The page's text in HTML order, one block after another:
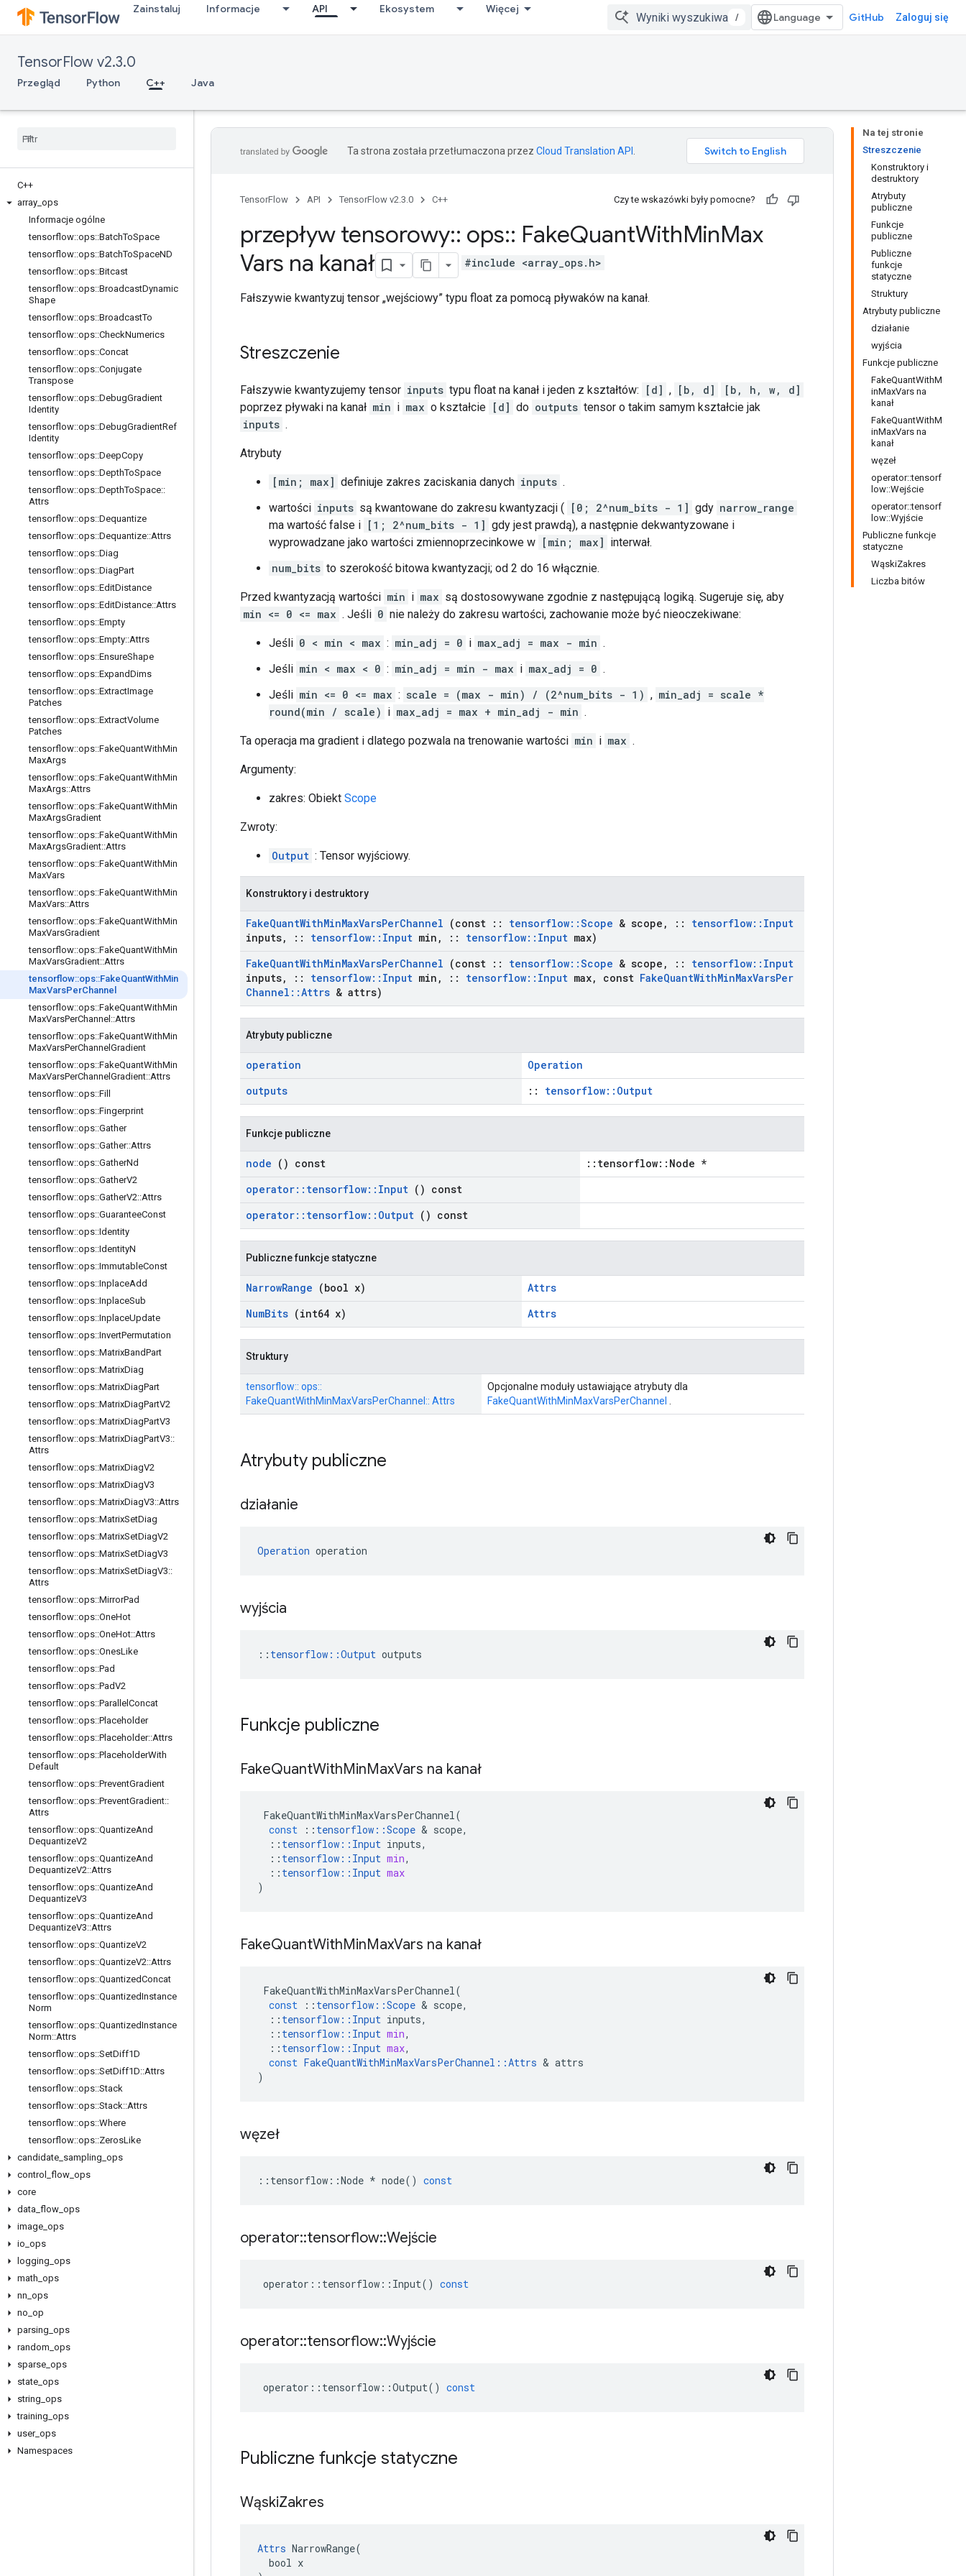
Zainstaluj Informacje API Ekosystem Więcej
/ GitHub Zaloguj się
TensorFlow v2.3.0
Przegląd Python C++ Java
C++
array ops
Informacje ogólne
tensorflow::ops::BatchToSpace
tensorflow::ops::BatchToSpaceND
tensorflow::ops::Bitcast
tensorflow::ops::BroadcastDynamic
Shape
tensorflow::ops::BroadcastTo
tensorflow::ops::CheckNumerics
tensorflow::ops::Concat
tensorflow::ops::Conjugate
Transpose
tensorflow::ops::DebugGradient
Identity
tensorflow::ops::DebugGradientRef
Identity
tensorflow::ops::DeepCopy
tensorflow::ops::DepthToSpace
tensorflow::ops::DepthToSpace::
Attrs
tensorflow::ops::Dequantize
tensorflow::ops::Dequantize::Attrs
tensorflow::ops::Diag
tensorflow::ops::DiagPart
tensorflow::ops::EditDistance
tensorflow::ops::EditDistance::Attrs
tensorflow::ops::Empty
tensorflow::ops::Empty::Attrs
tensorflow::ops::EnsureShape
tensorflow::ops::ExpandDims
tensorflow::ops::ExtractImage
Patches
tensorflow::ops::ExtractVolume
Patches
tensorflow::ops::FakeQuantWithMin
MaxArgs
tensorflow::ops::FakeQuantWithMin
MaxArgs::Attrs
tensorflow::ops::FakeQuantWithMin
MaxArgsGradient
tensorflow::ops::FakeQuantWithMin
MaxArgsGradient::Attrs
tensorflow::ops::FakeQuantWithMin
MaxVars
tensorflow::ops::FakeQuantWithMin
MaxVars::Attrs
tensorflow::ops::FakeQuantWithMin
MaxVarsGradient
tensorflow::ops::FakeQuantWithMin
MaxVarsGradient::Attrs
tensorflow::ops::FakeQuantWithMin
MaxVarsPerChannel
tensorflow::ops::FakeQuantWithMin
MaxVarsPerChannel ::Attrs
tensorflow::ops::FakeQuantWithMin
MaxVarsPerChannel Gradient
tensorflow::ops::FakeQuantWithMin
MaxVarsPerChannel Gradient::Attrs
tensorflow::ops::Fill
tensorflow::ops::Fingerprint
tensorflow::ops::Gather
tensorflow::ops::Gather::Attrs
tensorflow::ops::GatherNd
tensorflow::ops::GatherV2
tensorflow::ops::GatherV2::Attrs
tensorflow::ops::GuaranteeConst
tensorflow::ops::Identity
tensorflow::ops::IdentityN
tensorflow::ops::ImmutableConst
tensorflow::ops::InplaceAdd
tensorflow::ops::InplaceSub
tensorflow::ops::InplaceUpdate
tensorflow::ops::InvertPermutation
tensorflow::ops::MatrixBandPart
tensorflow::ops::MatrixDiag
tensorflow::ops::MatrixDiagPart
tensorflow::ops::MatrixDiagPartV2
tensorflow::ops::MatrixDiagPartV3
tensorflow::ops::MatrixDiagPartV3::
Attrs
tensorflow::ops::MatrixDiagV2
tensorflow::ops::MatrixDiagV3
tensorflow::ops::MatrixDiagV3::Attrs
tensorflow::ops::MatrixSetDiag
tensorflow::ops::MatrixSetDiagV2
tensorflow::ops::MatrixSetDiagV3
tensorflow::ops::MatrixSetDiagV3::
Attrs
tensorflow::ops::MirrorPad
tensorflow::ops::OneHot
tensorflow::ops::OneHot::Attrs
tensorflow::ops::OnesLike
tensorflow::ops::Pad
tensorflow::ops::PadV2
tensorflow::ops::Parallel Concat
tensorflow::ops::Placeholder
tensorflow::ops::Placeholder::Attrs
tensorflow::ops::PlaceholderWith
Default
tensorflow::ops::PreventGradient
tensorflow::ops::PreventGradient::
Attrs
tensorflow::ops::QuantizeAnd
DequantizeV2
tensorflow::ops::QuantizeAnd
DequantizeV2::Attrs
tensorflow::ops::QuantizeAnd
DequantizeV3
tensorflow::ops::QuantizeAnd
DequantizeV3::Attrs
tensorflow::ops::QuantizeV2
tensorflow::ops::QuantizeV2::Attrs
tensorflow::ops::QuantizedConcat
tensorflow::ops::QuantizedInstance
Norm
tensorflow::ops::QuantizedInstance
Norm::Attrs
tensorflow::ops::SetDiff1D
tensorflow::ops::SetDiff1D::Attrs
tensorflow::ops::Stack
tensorflow::ops::Stack::Attrs
tensorflow::ops::Where
tensorflow::ops::ZerosLike
candidate sampling ops
control
flow ops
core
data flow ops
image ops
io ops
logging ops
math ops
nn ops
no op
parsing ops
random ops
sparse ops
state ops
string ops
training ops
user_ ops
Namespaces
Na tej stronie
Streszczenie
Konstruktory i
destruktory
Atrybuty
publiczne
Funkcje
publiczne
Publiczne
funkcje
statyczne
Struktury
Atrybuty publiczne
działanie
wyjścia
Funkcje publiczne
FakeQuantWithM
inMaxVars na
kanał
FakeQuantWithM
inMaxVars na
kanał
węzeł
operator::tensorf
low::Wejście
operator::tensorf
low::Wyjście
Publiczne funkcje
statyczne
WąskiZakres
Liczba bitów
Ta strona została przetłumaczona przez Cloud Translation API
TensorFlow API TensorFlow v2.3.0 C++ Czy te wskazówki były pomocne?
przepływ tensorowy:: ops:: FakeQuantWithMinMax
Vars na kanał
#include <array_ops.h>
Fałszywie kwantyzuj tensor „wejściowy” typu float za pomocą pływaków na kanał.
Streszczenie
Fałszywie kwantyzujemy tensor inputs typu float na kanał i jeden z kształtów: [d] , [b, d]
[b, h, w, d]
poprzez pływaki na kanał min i max o kształcie [d] do outputs tensor o takim samym kształcie jak
inputs .
Atrybuty
[min; max] definiuje zakres zaciskania danych inputs .
wartości inputs są kwantowane do zakresu kwantyzacji ( [0; 2^num_bits - 1] gdy narrow_range
ma wartość false i [1; 2^num_bits - 1] gdy jest prawdą), a następnie dekwantyzowane i
wyprowadzane jako wartości zmiennoprzecinkowe w [min; max] interwał.
num_bits to szerokość bitowa kwantyzacji; od 2 do 16 włącznie.
Przed kwantyzacją wartości min i max są dostosowywane zgodnie z następującą logiką. Sugeruje się, aby
min <= 0 <= max . Jeśli 0 nie należy do zakresu wartości, zachowanie może być nieoczekiwane:
Jeśli 0 < min < max : min_adj = 0 i max_adj = max - min .
Jeśli min < max < 0 : min_adj = min - max i max_adj = 0 .
Jeśli min <= 0 <= max : scale = (max - min) / (2^num_bits - 1) , min_adj = scale *
round(min / scale) i max_adj = max + min_adj - min .
Ta operacja ma gradient i dlatego pozwala na trenowanie wartości min i max .
Argumenty:
zakres: Obiekt Scope
Zwroty:
Output : Tensor wyjściowy.
Konstruktory i destruktory
FakeQuantWithMinMaxVarsPerChannel (const :: tensorflow::Scope & scope , :: tensorflow:: Input
inputs, :: tensorflow:: Input min , :: tensorflow:: Input max)
FakeQuantWithMinMaxVarsPerChannel (const :: tensorflow::Scope & scope , :: tensorflow:: Input
inputs, :: tensorflow:: Input min , :: tensorflow:: Input max, const FakeQuantWithMinMaxVarsPer
Channel ::Attrs & attrs)
Atrybuty publiczne
operation
Operation
outputs
:: tensorflow::Output
Funkcje publiczne
node () const
::tensorflow::Node *
operator:: tensorflow:: Input () const
operator:: tensorflow:: Output () const
Publiczne funkcje statyczne
NarrowRange (bool x)
Attrs
NumBits (int64 x) Attrs
Struktury
tensorflow:: ops::
FakeQuantWithMinMaxVarsPerChannel:: Attrs
Opcjonalne moduły ustawiające atrybuty dla
FakeQuantWithMinMaxVarsPerChannel
Atrybuty publiczne
działanie
Operation operation
wyjścia
:: tensorflow::Output outputs
Funkcje publiczne
FakeQuantWithMinMaxVars na kanał
FakeQuantWithMinMaxVarsPerChannel(
const
:: tensorflow ::Scope & scope,
:: tensorflow :: Input inputs,
:: tensorflow :: Input min,
:: tensorflow :: Input max
)
FakeQuantWithMinMaxVars na kanał
FakeQuantWithMinMaxVarsPerChannel(
const
:: tensorflow ::Scope & scope,
:: tensorflow :: Input inputs,
:: tensorflow :: Input min,
:: tensorflow :: Input max,
const FakeQuantWithMinMaxVarsPerChannel ::Attrs & attrs
)
węzeł
:: tensorflow ::Node * node() const
operator::tensorflow::Wejście
operator :: tensorflow :: Input() const
operator::tensorflow::Wyjście
operator :: tensorflow ::Output() const
Publiczne funkcje statyczne
WąskiZakres
Attrs NarrowRange(
  bool x